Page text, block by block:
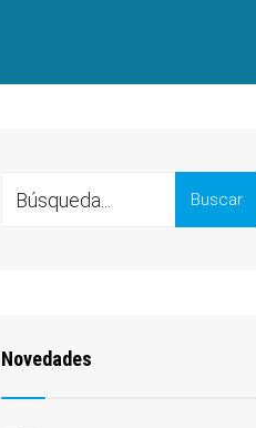
Buscar
Novedades